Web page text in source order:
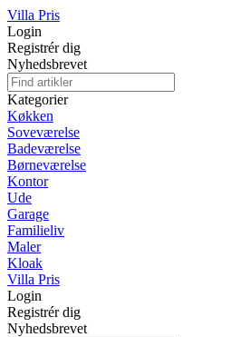
Villa Pris
Login
Registrér dig
Nyhedsbrevet
Kategorier
Køkken
Soveværelse
Badeværelse
Børneværelse
Kontor
Ude
Garage
Familieliv
Maler
Kloak
Villa Pris
Login
Registrér dig
Nyhedsbrevet